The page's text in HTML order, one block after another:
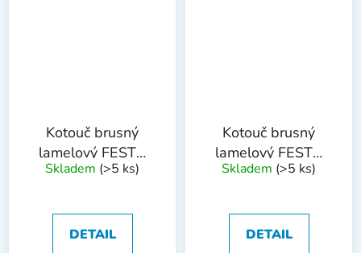
Kotouč brusný
lamelový FESTA
115 P100
Skladem (>5 ks)
DETAIL
Kotouč brusný
lamelový FESTA
125 P40
Skladem (>5 ks)
DETAIL